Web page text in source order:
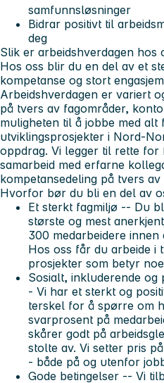
samfunnsløsninger
Bidrar positivt til
deg
Slik er arbeidshverdagen hos
Hos oss blir du en del av et
kompetanse og stort
Arbeidshverdagen er variert
på tvers av fagområder,
muligheten til å jobbe med alt
utviklingsprosjekter i Nord-
oppdrag. Vi legger til rette for
samarbeid med erfarne
kompetansedeling på tvers av
Hvorfor bør du bli en del av
Et sterkt fagmiljø -- Du
største og mest
300 medarbeidere
Hos oss får du arbeide i
prosjekter som betyr
Sosialt, inkluderende og
- Vi har et sterkt og
terskel for å spørre om
svarprosent på
skårer godt på
stolte av. Vi setter pris
- både på og utenfor
Gode betingelser -- Vi